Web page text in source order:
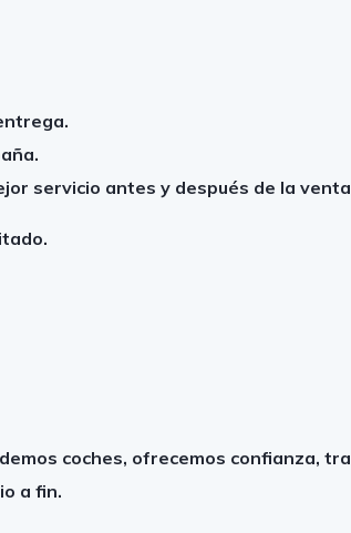
servicio antes y después de la
coches, ofrecemos confianza,
a fin.